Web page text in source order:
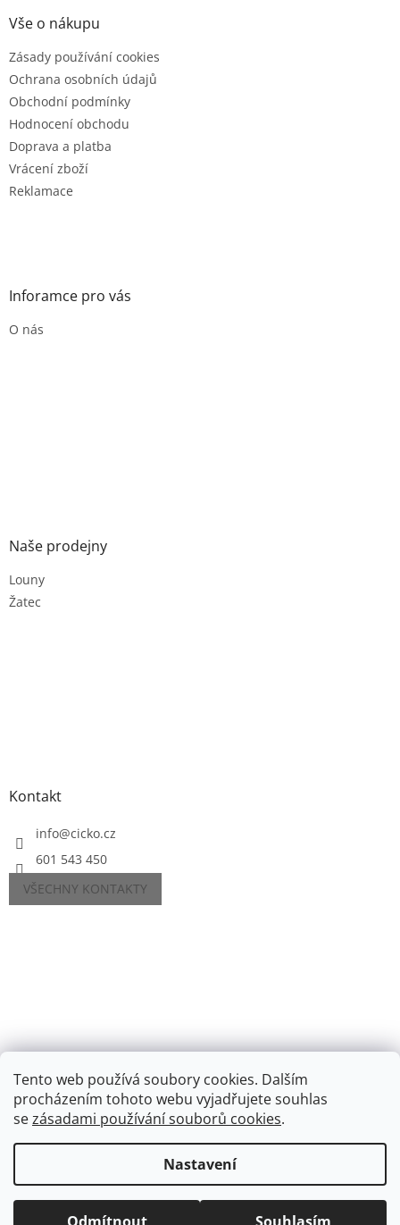
Tento web používá soubory cookies. Dalším
procházením tohoto webu vyjadřujete souhlas
sezásadami používání souborů cookies.
Nastavení
Vše o nákupu
Zásady používání cookies
Ochrana osobních údajů
Obchodní podmínky
Hodnocení obchodu
Doprava a platba
Vrácení zboží
Reklamace
Inforamce pro vás
O nás
Naše prodejny
Louny
Žatec
Kontakt
info@cicko.cz
601 543 450
VŠECHNY KONTAKTY
Copyright 2026Cíčko.cz. Všechna práva vyhrazena.Upravit
nastavení cookies